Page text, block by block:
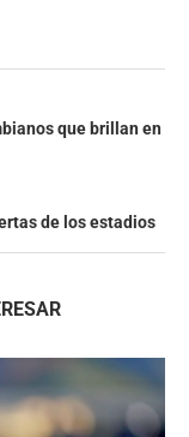
que brillan en
de los estadios